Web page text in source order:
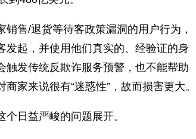
销售/退货等待客政策漏洞的用户行为，
发起，并使用他们真实的、经验证的身
触发传统反欺诈服务预警，也不能帮助
家来说很有“迷惑性”，故而损害更大。
日益严峻的问题展开。